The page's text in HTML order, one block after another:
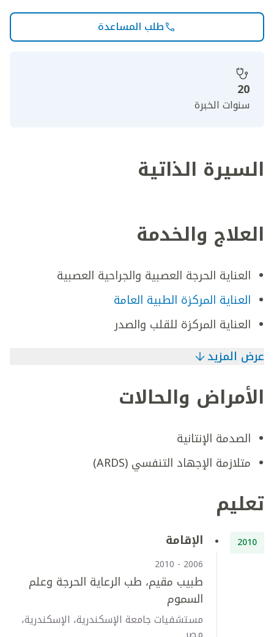
طلب المساعدة
20
سنوات الخبرة
السيرة الذاتية
العلاج والخدمة
العناية الحرجة العصبية والجراحية العصبية
العناية المركزة الطبية العامة
العناية المركزة للقلب والصدر
عرض المزيد
الأمراض والحالات
الصدمة الإنتانية
متلازمة الإجهاد التنفسي (ARDS)
تعليم
2010 الإقامة
2006 - 2010
طبيب مقيم، طب الرعاية الحرجة وعلم
السموم
مستشفيات جامعة الإسكندرية، الإسكندرية،